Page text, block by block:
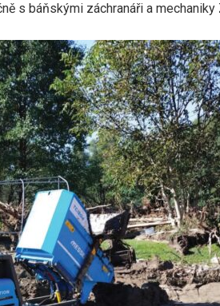
s báňskými záchranáři a